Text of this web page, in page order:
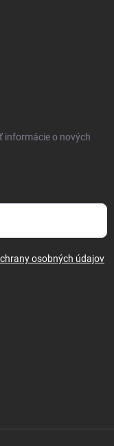
informácie o nových
osobných údajov